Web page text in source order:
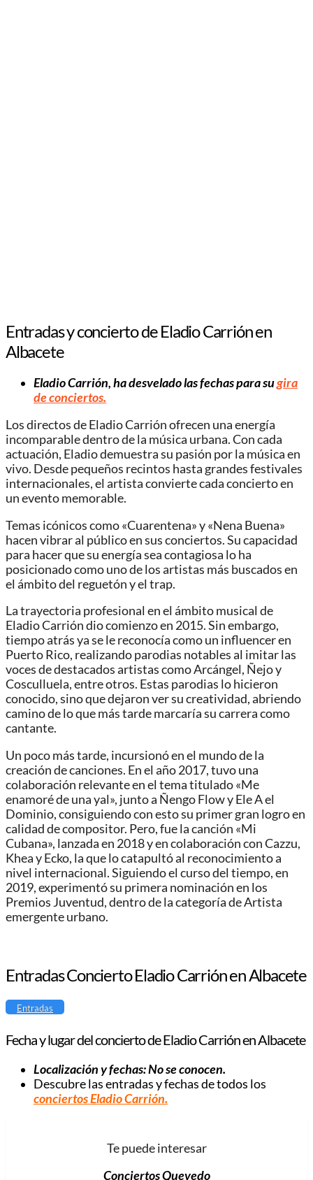
Entradas y concierto de Eladio Carrión en
Albacete
Eladio Carrión, ha desvelado las fechas para sugira
de conciertos.
Los directos de Eladio Carrión ofrecen una energía
incomparable dentro de la música urbana. Con cada
actuación, Eladio demuestra su pasión por la música en
vivo. Desde pequeños recintos hasta grandes festivales
internacionales, el artista convierte cada concierto en
un evento memorable.
Temas icónicos como «Cuarentena» y «Nena Buena»
hacen vibrar al público en sus conciertos. Su capacidad
para hacer que su energía sea contagiosa lo ha
posicionado como uno de los artistas más buscados en
el ámbito del reguetón y el trap.
La trayectoria profesional en el ámbito musical de
Eladio Carrión dio comienzo en 2015. Sin embargo,
tiempo atrás ya se le reconocía como un influencer en
Puerto Rico, realizando parodias notables al imitar las
voces de destacados artistas como Arcángel, Ñejo y
Cosculluela, entre otros. Estas parodias lo hicieron
conocido, sino que dejaron ver su creatividad, abriendo
camino de lo que más tarde marcaría su carrera como
cantante.
Un poco más tarde, incursionó en el mundo de la
creación de canciones. En el año 2017, tuvo una
colaboración relevante en el tema titulado «Me
enamoré de una yal», junto a Ñengo Flow y Ele A el
Dominio, consiguiendo con esto su primer gran logro en
calidad de compositor. Pero, fue la canción «Mi
Cubana», lanzada en 2018 y en colaboración con Cazzu,
Khea y Ecko, la que lo catapultó al reconocimiento a
nivel internacional. Siguiendo el curso del tiempo, en
2019, experimentó su primera nominación en los
Premios Juventud, dentro de la categoría de Artista
emergente urbano.
Entradas Concierto Eladio Carrión en Albacete
Entradas
Fecha y lugar del concierto de Eladio Carrión en Albacete
Localización y fechas: No se conocen.
Descubre las entradas y fechas de todos los
conciertos EladioCarrión.
Te puede interesar
Conciertos Quevedo